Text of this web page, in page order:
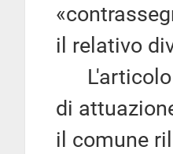
il relativo
L'articolo
di
il comune